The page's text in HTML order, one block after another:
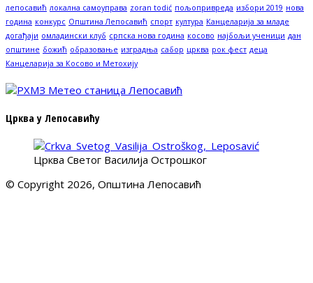
лепосавић локална самоуправа zoran todić пољопривреда избори 2019 нова
година конкурс Општина Лепосавић спорт култура Канцеларија за младе
догађаји омладински клуб српска нова година косово најбољи ученици дан
општине божић образовање изградња сабор црква рок фест деца
Канцеларија за Косово и Метохију
Црква у Лепосавићу
Црква Светог Василија Острошког
© Copyright 2026, Општина Лепосавић